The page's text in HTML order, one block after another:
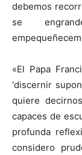
debemos
se
«El Papa
‘discernir
quiere
capaces de
profunda
considero